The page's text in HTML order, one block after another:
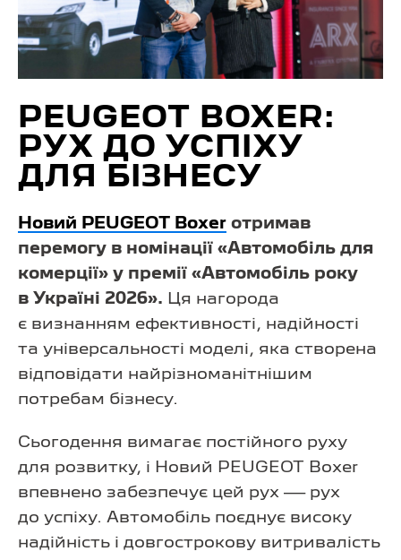
PEUGEOT BOXER:
РУХ ДО УСПІХУ
ДЛЯ БІЗНЕСУ
Новий PEUGEOT Boxer отримав
перемогу в номінації «Автомобіль для
комерції» у премії «Автомобіль року
в Україні 2026». Ця нагорода
є визнанням ефективності, надійності
та універсальності моделі, яка створена
відповідати найрізноманітнішим
потребам бізнесу.
Сьогодення вимагає постійного руху
для розвитку, і Новий PEUGEOT Boxer
впевнено забезпечує цей рух — рух
до успіху. Автомобіль поєднує високу
надійність і довгострокову витривалість